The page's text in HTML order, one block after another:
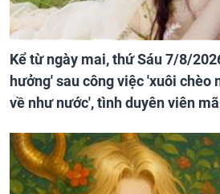
Kể từ ngày mai, thứ Sáu 7/8/
hưởng' sau công việc 'xuôi chèo
về như nước', tình duyên viên